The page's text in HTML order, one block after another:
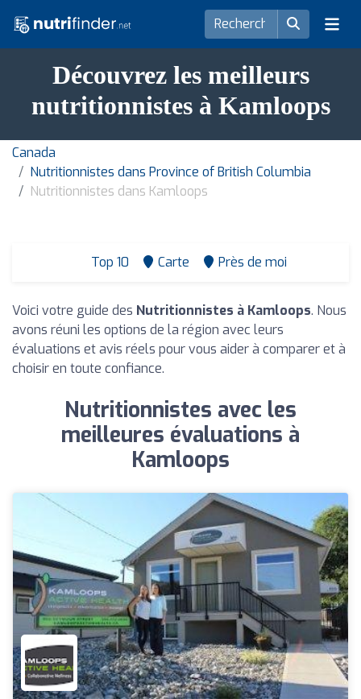
Découvrez les meilleurs
nutritionnistes à Kamloops
Canada
Nutritionnistes dans Province of British Columbia
Nutritionnistes dans Kamloops
Top 10 Carte Près de moi
Voici votre guide des Nutritionnistes à Kamloops. Nous
avons réuni les options de la région avec leurs
évaluations et avis réels pour vous aider à comparer et à
choisir en toute confiance.
Nutritionnistes avec les
meilleures évaluations à
Kamloops